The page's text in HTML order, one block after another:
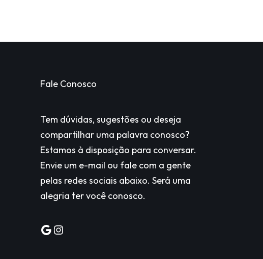
Fale Conosco
Tem dúvidas, sugestões ou deseja
compartilhar uma palavra conosco?
Estamos à disposição para conversar.
Envie um e-mail ou fale com a gente
pelas redes sociais abaixo. Será uma
alegria ter você conosco.